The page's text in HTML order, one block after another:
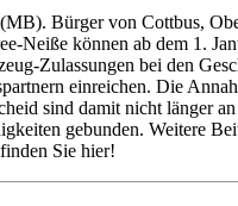
Bürger von Cottbus,
Neiße können ab dem 1.
Zulassungen bei den
einreichen. Die
sind damit nicht länger
gebunden. Weitere
Sie hier!